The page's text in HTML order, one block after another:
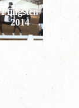
Pfingsten
2014